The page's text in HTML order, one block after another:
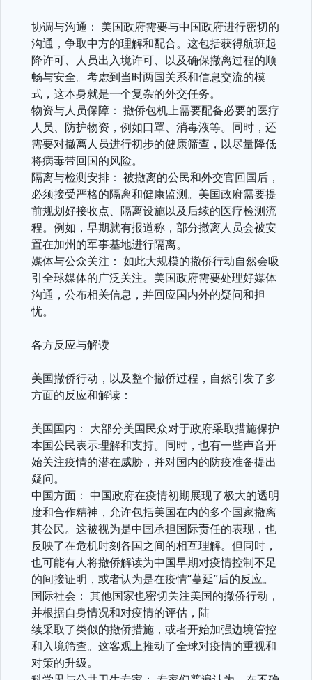
协调与沟通： 美国政府需要与中国政府进行密切的
沟通，争取中方的理解和配合。这包括获得航班起
降许可、人员出入境许可、以及确保撤离过程的顺
畅与安全。考虑到当时两国关系和信息交流的模
式，这本身就是一个复杂的外交任务。
物资与人员保障： 撤侨包机上需要配备必要的医疗
人员、防护物资，例如口罩、消毒液等。同时，还
需要对撤离人员进行初步的健康筛查，以尽量降低
将病毒带回国的风险。
隔离与检测安排： 被撤离的公民和外交官回国后，
必须接受严格的隔离和健康监测。美国政府需要提
前规划好接收点、隔离设施以及后续的医疗检测流
程。例如，早期就有报道称，部分撤离人员会被安
置在加州的军事基地进行隔离。
媒体与公众关注： 如此大规模的撤侨行动自然会吸
引全球媒体的广泛关注。美国政府需要处理好媒体
沟通，公布相关信息，并回应国内外的疑问和担
忧。
各方反应与解读
美国撤侨行动，以及整个撤侨过程，自然引发了多
方面的反应和解读：
美国国内： 大部分美国民众对于政府采取措施保护
本国公民表示理解和支持。同时，也有一些声音开
始关注疫情的潜在威胁，并对国内的防疫准备提出
疑问。
中国方面： 中国政府在疫情初期展现了极大的透明
度和合作精神，允许包括美国在内的多个国家撤离
其公民。这被视为是中国承担国际责任的表现，也
反映了在危机时刻各国之间的相互理解。但同时，
也可能有人将撤侨解读为中国早期对疫情控制不足
的间接证明，或者认为是在疫情“蔓延”后的反应。
国际社会： 其他国家也密切关注美国的撤侨行动，
并根据自身情况和对疫情的评估，陆
续采取了类似的撤侨措施，或者开始加强边境管控
和入境筛查。这客观上推动了全球对疫情的重视和
对策的升级。